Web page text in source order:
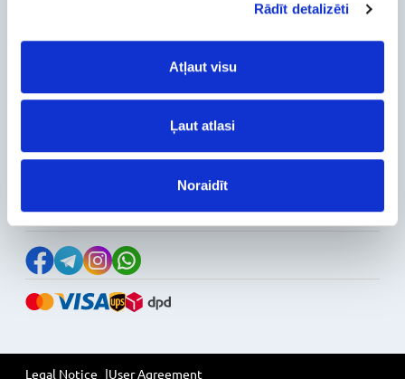
Rādīt detalizēti
Atļaut visu
Ļaut atlasi
Noraidīt
Configuration Catalog
Follow Us on Social Media
Legal Notice User Agreement